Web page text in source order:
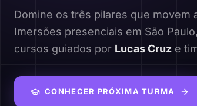
Domine os três pilares que movem
Imersões presenciais em São
cursos guiados por Lucas Cruz e
CONHECER PRÓXIMA TURMA